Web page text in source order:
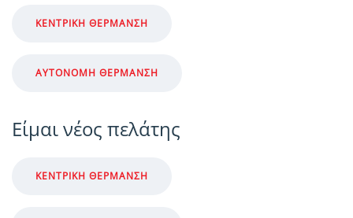
ΚΕΝΤΡΙΚΉ ΘΈΡΜΑΝΣΗ
ΑΥΤΌΝΟΜΗ ΘΈΡΜΑΝΣΗ
Είμαι νέος πελάτης
ΚΕΝΤΡΙΚΉ ΘΈΡΜΑΝΣΗ